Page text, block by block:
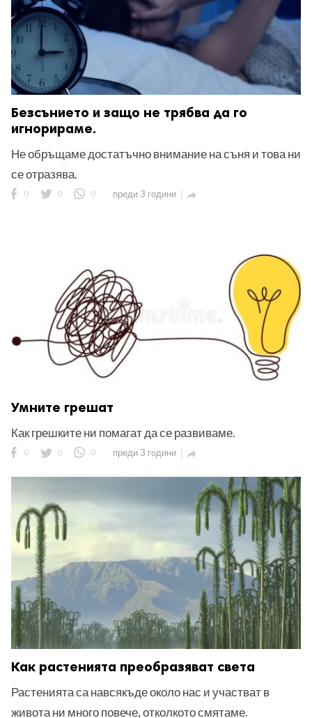
Безсънието и защо не трябва да го
игнорираме.
Не обръщаме достатъчно внимание на съня и това ни
се отразява.
0 0 0 преди 3 години 
Умните грешат
Как грешките ни помагат да се развиваме.
0 0 0 преди 3 години 
Как растенията преобразяват света
Растенията са навсякъде около нас и участват в
живота ни много повече, отколкото смятаме.